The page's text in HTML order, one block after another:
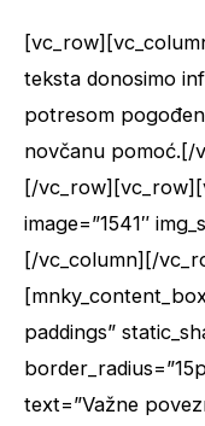
teksta donosimo
potresom
novčanu pomoć.[/
[/
image=”1541″
[/vc_column][/
paddings”
text=”Važne
na
koji
se
dijeli
novčana
pomoć
stradalima